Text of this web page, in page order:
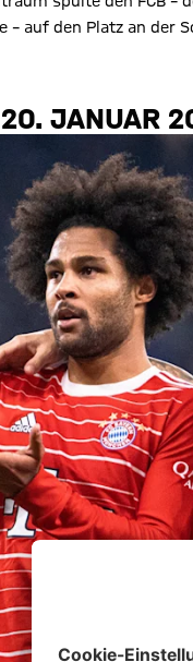
auf den Platz an der
JANUAR